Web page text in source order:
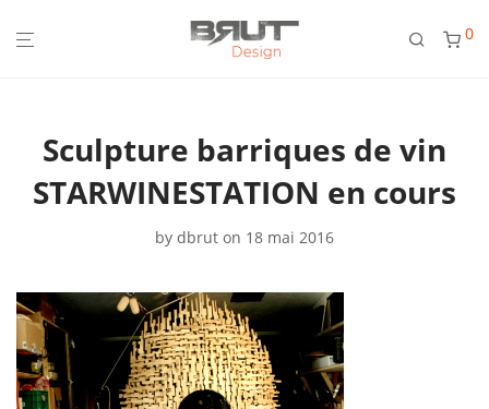
0
Sculpture barriques de vin
STARWINESTATION en cours
by dbrut on 18 mai 2016